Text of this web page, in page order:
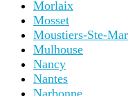
Morlaix
Mosset
Moustiers-Ste-
Mulhouse
Nancy
Nantes
Narbonne